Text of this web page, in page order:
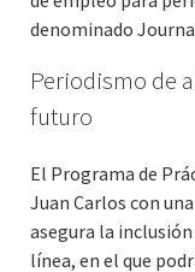
denominado
Periodismo de
futuro
El Programa de
Juan Carlos con
asegura la
línea, en el que